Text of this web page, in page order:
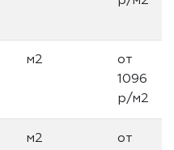
м2
от
1096
р/м2
м2
от